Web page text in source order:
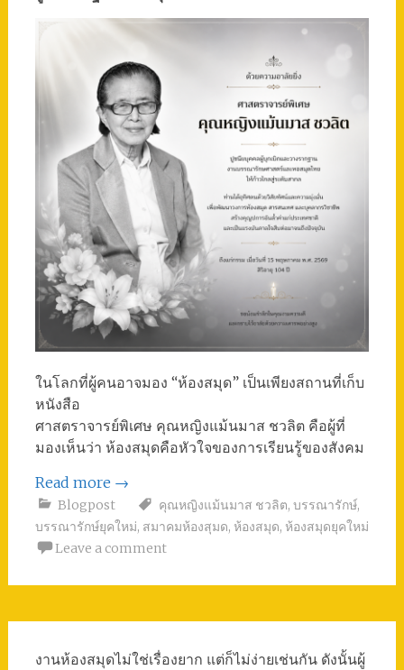
ในโลกที่ผู้คนอาจมอง “ห้องสมุด” เป็นเพียงสถานที่เก็บ
หนังสือ
ศาสตราจารย์พิเศษ คุณหญิงแม้นมาส ชวลิต คือผู้ที่
มองเห็นว่า ห้องสมุดคือหัวใจของการเรียนรู้ของสังคม
Read more →
Blogpost คุณหญิงแม้นมาส ชวลิต, บรรณารักษ์,
บรรณารักษ์ยุคใหม่, สมาคมห้องสุมด, ห้องสมุด, ห้องสมุดยุคใหม่
Leave a comment
งานห้องสมุดไม่ใช่เรื่องยาก แต่ก็ไม่ง่ายเช่นกัน ดังนั้นผู้